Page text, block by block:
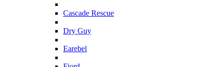
Cascade Rescue
Dry Guy
Earebel